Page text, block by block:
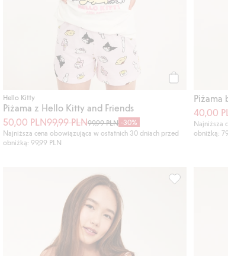
Hello Kitty
Piżama z Hello Kitty and Friends
50,00 PLN99,99 PLN99,99 PLN -30%
Najniższa cena obowiązująca w ostatnich 30 dniach przed
obniżką: 99,99 PLN
Piżama
40,00
Najniższa
obniżką:
listy ulubione
bawełniana z krótkimi rękawami, Dodaj do listy
Piżama w